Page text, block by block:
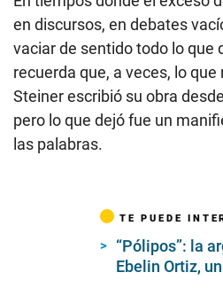
en discursos, en debates
vaciar de sentido todo lo que
recuerda que, a veces, lo
Steiner escribió su obra
pero lo que dejó fue un
las palabras.
TE PUEDE
“Pólipos”: la
Ebelin Ortiz,